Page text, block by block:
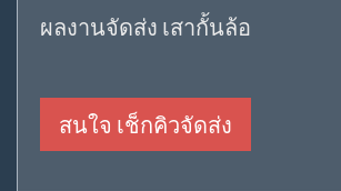
ผลงานจัดส่ง เสากั้นล้อ
สนใจ เช็กคิวจัดส่ง